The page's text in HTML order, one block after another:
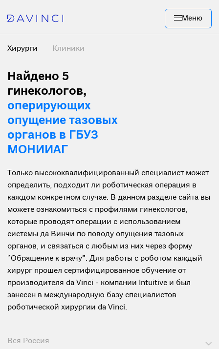
Меню
Хирурги Клиники
Найдено 5
гинекологов,
оперирующих
опущение тазовых
органов в ГБУЗ
МОНИИАГ
Только высококвалифицированный специалист может
определить, подходит ли роботическая операция в
каждом конкретном случае. В данном разделе сайта вы
можете ознакомиться с профилями гинекологов,
которые проводят операции с использованием
системы да Винчи по поводу опущения тазовых
органов, и связаться с любым из них через форму
“Обращение к врачу”. Для работы с роботом каждый
хирург прошел сертифицированное обучение от
производителя da Vinci - компании Intuitive и был
занесен в международную базу специалистов
роботической хирургии da Vinci.
Вся Россия